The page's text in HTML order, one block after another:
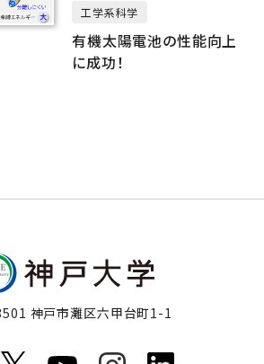
工学系科学
有機太陽電池の性能向上
に成功！
神戸市灘区六甲台町1-1